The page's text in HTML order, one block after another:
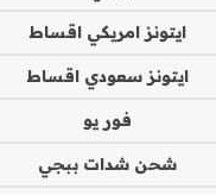
ايتونز امريكي اقساط
ايتونز سعودي اقساط
فور يو
شحن شدات ببجي